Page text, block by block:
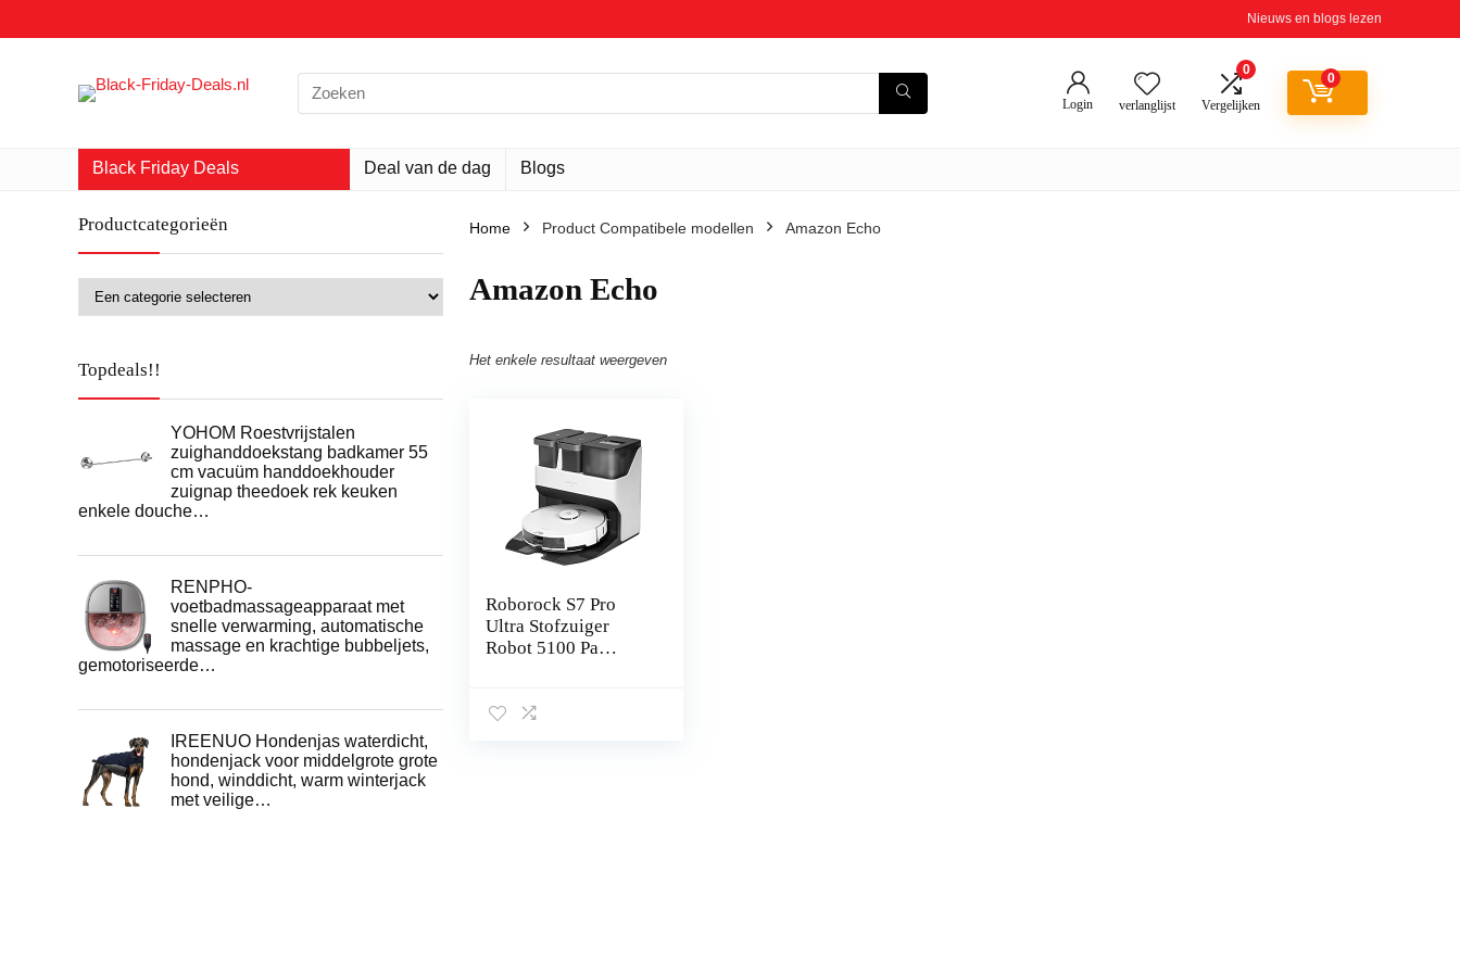
Nieuws en blogs lezen
Search
for:
Login verlanglijst
0
Vergelijken
0
Black Friday Deals Deal van de dag Blogs
Productcategorieën
Topdeals!!
YOHOM Roestvrijstalen
zuighanddoekstang badkamer 55
cm vacuüm handdoekhouder
zuignap theedoek rek keuken
enkele douche…
RENPHO-
voetbadmassageapparaat met
snelle verwarming, automatische
massage en krachtige bubbeljets,
gemotoriseerde…
IREENUO Hondenjas waterdicht,
hondenjack voor middelgrote grote
hond, winddicht, warm winterjack
met veilige…
Home Product Compatibele modellen ‎Amazon Echo
‎Amazon Echo
Het enkele resultaat weergeven
Roborock S7 Pro
Ultra Stofzuiger
Robot 5100 Pa
Mop Zelf-Wassende,